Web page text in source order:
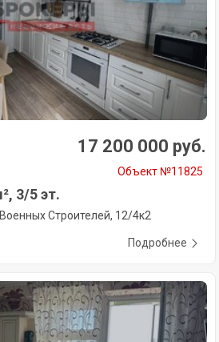
17 200 000 руб.
Объект №11825
3/5 эт.
Строителей, 12/4к2
Подробнее